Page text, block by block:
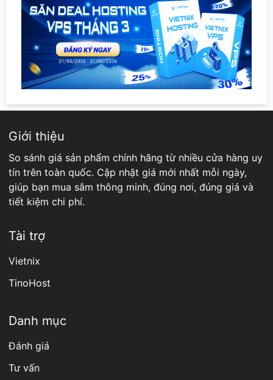
Giới thiệu
So sánh giá sản phẩm chính hãng từ nhiều cửa hàng uy
tín trên toàn quốc. Cập nhật giá mới nhất mỗi ngày,
giúp bạn mua sắm thông minh, đúng nơi, đúng giá và
tiết kiệm chi phí.
Tài trợ
Vietnix
TinoHost
Danh mục
Đánh giá
Tư vấn